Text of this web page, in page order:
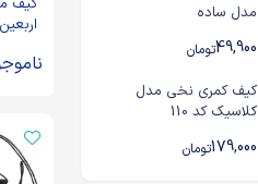
مدل ساده
49,900تومان
کیف کمری نخی مدل
کلاسیک کد 110
179,000تومان
کیف
کنم کد